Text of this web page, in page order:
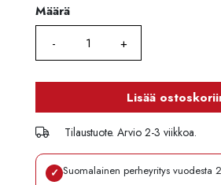
Määrä
Määrä
Lisää
Tilaustuote. Arvio 2-3 viikkoa.
✓ Suomalainen perheyritys vuodesta